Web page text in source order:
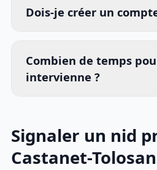
Dois-je créer un
Combien de temps
intervienne ?
Signaler un nid
Castanet-Tolosan